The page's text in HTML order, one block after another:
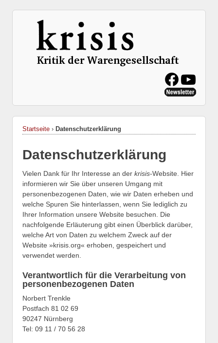
Startseite › Datenschutzerklärung
Datenschutzerklärung
Vielen Dank für Ihr Interesse an der krisis-Website. Hier
informieren wir Sie über unseren Umgang mit
personenbezogenen Daten, wie wir Daten erheben und
welche Spuren Sie hinterlassen, wenn Sie lediglich zu
Ihrer Information unsere Website besuchen. Die
nachfolgende Erläuterung gibt einen Überblick darüber,
welche Art von Daten zu welchem Zweck auf der
Website »krisis.org« erhoben, gespeichert und
verwendet werden.
Verantwortlich für die Verarbeitung von
personenbezogenen Daten
Norbert Trenkle
Postfach 81 02 69
90247 Nürnberg
Tel: 09 11 / 70 56 28